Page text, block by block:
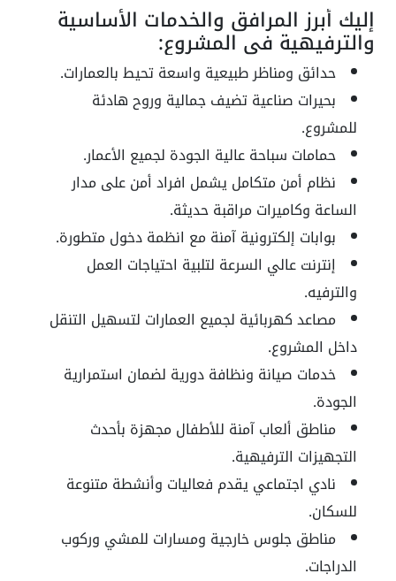
إليك أبرز المرافق والخدمات الأساسية
والترفيهية في المشروع:
حدائق ومناظر طبيعية واسعة تحيط بالعمارات.
بحيرات صناعية تضيف جمالية وروح هادئة
للمشروع.
حمامات سباحة عالية الجودة لجميع الأعمار.
نظام أمن متكامل يشمل افراد أمن على مدار
الساعة وكاميرات مراقبة حديثة.
بوابات إلكترونية آمنة مع انظمة دخول متطورة.
إنترنت عالي السرعة لتلبية احتياجات العمل
والترفيه.
مصاعد كهربائية لجميع العمارات لتسهيل التنقل
داخل المشروع.
خدمات صيانة ونظافة دورية لضمان استمرارية
الجودة.
مناطق ألعاب آمنة للأطفال مجهزة بأحدث
التجهيزات الترفيهية.
نادي اجتماعي يقدم فعاليات وأنشطة متنوعة
للسكان.
مناطق جلوس خارجية ومسارات للمشي وركوب
الدراجات.